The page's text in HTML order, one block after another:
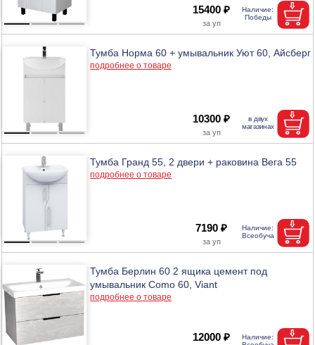
15400 ₽
Тумба Норма 60 + умывальник Уют 60, Айсберг
подробнее о товаре
10300 ₽
Тумба Гранд 55, 2 двери + раковина Вега 55
подробнее о товаре
7190 ₽
Тумба Берлин 60 2 ящика цемент под
умывальник Como 60, Viant
подробнее о товаре
12000 ₽